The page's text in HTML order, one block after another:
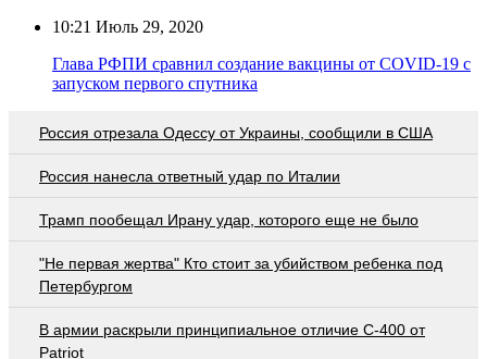
10:21 Июль 29, 2020
Глава РФПИ сравнил создание вакцины от COVID-19 с
запуском первого спутника
Россия отрезала Одессу от Украины, сообщили в США
Россия нанесла ответный удар по Италии
Трамп пообещал Ирану удар, которого еще не было
"Не первая жертва" Кто стоит за убийством ребенка под
Петербургом
В армии раскрыли принципиальное отличие С-400 от
Patriot